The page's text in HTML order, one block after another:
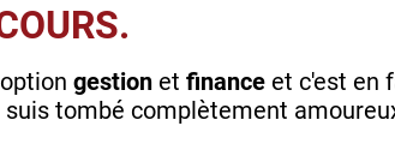
gestion et finance et c'est en
suis tombé complètement